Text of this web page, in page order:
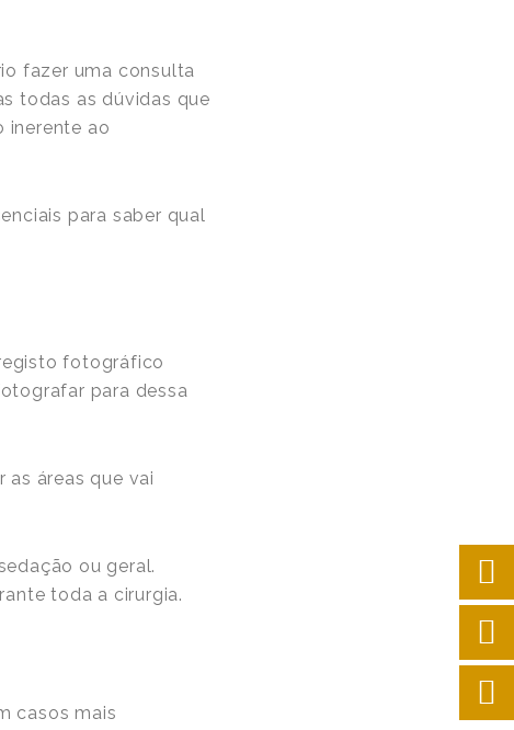
fazer uma consulta
todas as dúvidas que
inerente ao
para saber qual
fotográfico
para dessa
as áreas que vai
ou geral.
toda a cirurgia.
casos mais